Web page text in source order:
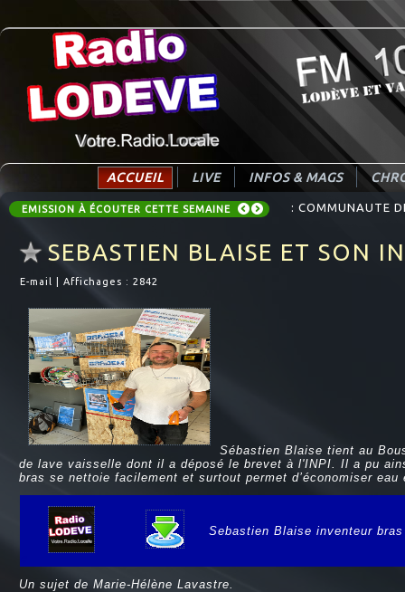
ACCUEIL LIVE INFOS & MAGS
EMISSION À ÉCOUTER CETTE SEMAINE : COMMUNAUTE
SEBASTIEN BLAISE ET SON
E-mail Affichages : 2842
Sébastien Blaise tient au
de lave vaisselle dont il a déposé le brevet à l'INPI. Il a pu
bras se nettoie facilement et surtout permet d’économiser
Sebastien Blaise inventeur
Un sujet de Marie-Hélène Lavastre.